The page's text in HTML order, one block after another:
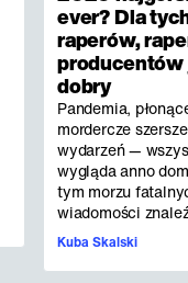
ever? Dla
raperów,
dobry
Pandemia,
mordercze
wydarzeń —
wygląda anno
tym morzu
wiadomości
Kuba Skalski